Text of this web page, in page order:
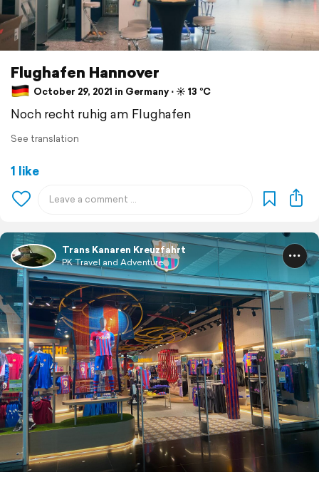
Flughafen Hannover
October 29, 2021 in Germany ⋅ ☀️ 13 °C
Noch recht ruhig am Flughafen
See translation
1 like
Trans Kanaren Kreuzfahrt
PK Travel and Adventure